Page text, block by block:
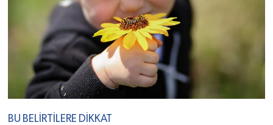
BU BELİRTİLERE DİKKAT